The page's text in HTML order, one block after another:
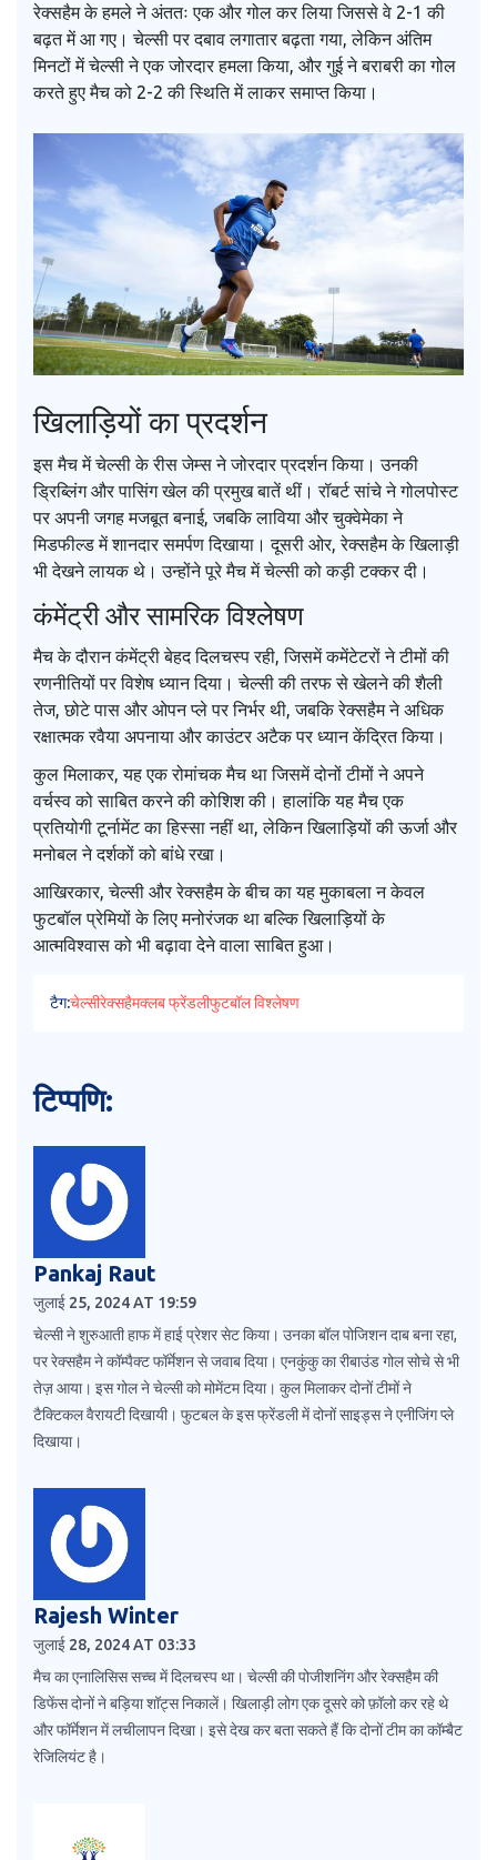
रेक्सहैम के हमले ने अंततः एक और गोल कर लिया जिससे वे 2-1 की
बढ़त में आ गए। चेल्सी पर दबाव लगातार बढ़ता गया, लेकिन अंतिम
मिनटों में चेल्सी ने एक जोरदार हमला किया, और गुई ने बराबरी का गोल
करते हुए मैच को 2-2 की स्थिति में लाकर समाप्त किया।
खिलाड़ियों का प्रदर्शन
इस मैच में चेल्सी के रीस जेम्स ने जोरदार प्रदर्शन किया। उनकी
ड्रिब्लिंग और पासिंग खेल की प्रमुख बातें थीं। रॉबर्ट सांचे ने गोलपोस्ट
पर अपनी जगह मजबूत बनाई, जबकि लाविया और चुक्वेमेका ने
मिडफील्ड में शानदार समर्पण दिखाया। दूसरी ओर, रेक्सहैम के खिलाड़ी
भी देखने लायक थे। उन्होंने पूरे मैच में चेल्सी को कड़ी टक्कर दी।
कंमेंट्री और सामरिक विश्लेषण
मैच के दौरान कंमेंट्री बेहद दिलचस्प रही, जिसमें कमेंटेटरों ने टीमों की
रणनीतियों पर विशेष ध्यान दिया। चेल्सी की तरफ से खेलने की शैली
तेज, छोटे पास और ओपन प्ले पर निर्भर थी, जबकि रेक्सहैम ने अधिक
रक्षात्मक रवैया अपनाया और काउंटर अटैक पर ध्यान केंद्रित किया।
कुल मिलाकर, यह एक रोमांचक मैच था जिसमें दोनों टीमों ने अपने
वर्चस्व को साबित करने की कोशिश की। हालांकि यह मैच एक
प्रतियोगी टूर्नामेंट का हिस्सा नहीं था, लेकिन खिलाड़ियों की ऊर्जा और
मनोबल ने दर्शकों को बांधे रखा।
आखिरकार, चेल्सी और रेक्सहैम के बीच का यह मुकाबला न केवल
फुटबॉल प्रेमियों के लिए मनोरंजक था बल्कि खिलाड़ियों के
आत्मविश्वास को भी बढ़ावा देने वाला साबित हुआ।
टैग:चेल्सीरेक्सहैमक्लब फ्रेंडलीफुटबॉल विश्लेषण
टिप्पणि:
Pankaj Raut
जुलाई 25, 2024 AT 19:59
चेल्सी ने शुरुआती हाफ में हाई प्रेशर सेट किया। उनका बॉल पोजिशन दाब बना रहा,
पर रेक्सहैम ने कॉम्पैक्ट फॉर्मेशन से जवाब दिया। एनकुंकु का रीबाउंड गोल सोचे से भी
तेज़ आया। इस गोल ने चेल्सी को मोमेंटम दिया। कुल मिलाकर दोनों टीमों ने
टैक्टिकल वैरायटी दिखायी। फुटबल के इस फ्रेंडली में दोनों साइड्स ने एनीजिंग प्ले
दिखाया।
Rajesh Winter
जुलाई 28, 2024 AT 03:33
मैच का एनालिसिस सच्च में दिलचस्प था। चेल्सी की पोजीशनिंग और रेक्सहैम की
डिफेंस दोनों ने बड़िया शॉट्स निकालें। खिलाड़ी लोग एक दूसरे को फ़ॉलो कर रहे थे
और फॉर्मेशन में लचीलापन दिखा। इसे देख कर बता सकते हैं कि दोनों टीम का कॉम्बैट
रेजिलियंट है।